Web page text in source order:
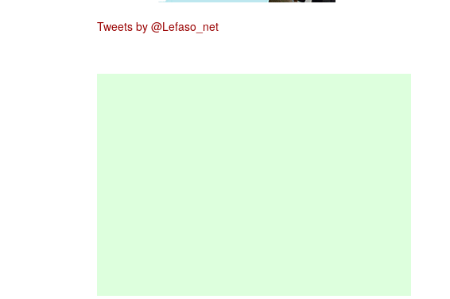
Tweets by @Lefaso_net